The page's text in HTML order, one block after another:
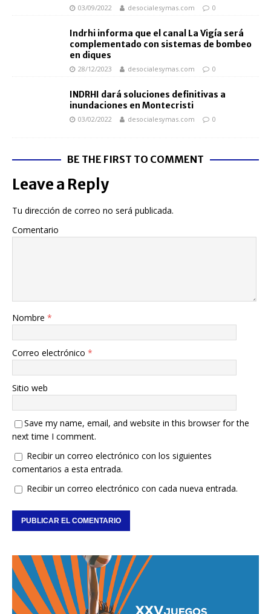
03/09/2022 desocialesymas.com 0
Indrhi informa que el canal La Vigía será
complementado con sistemas de bombeo
en diques
28/12/2023 desocialesymas.com 0
INDRHI dará soluciones definitivas a
inundaciones en Montecristi
03/02/2022 desocialesymas.com 0
BE THE FIRST TO COMMENT
Leave a Reply
Tu dirección de correo no será publicada.
Comentario
Nombre *
Correo electrónico *
Sitio web
Save my name, email, and website in this browser for the
next time I comment.
Recibir un correo electrónico con los siguientes
comentarios a esta entrada.
Recibir un correo electrónico con cada nueva entrada.